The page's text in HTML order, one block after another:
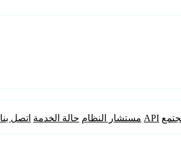
API مستشار النظام حالة الخدمة اتصل بنا